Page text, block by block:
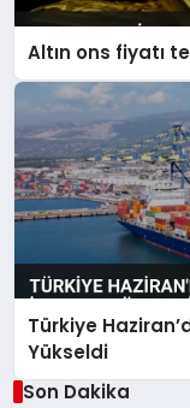
Altın ons fiyatı
Türkiye
Yükseldi
Son Dakika